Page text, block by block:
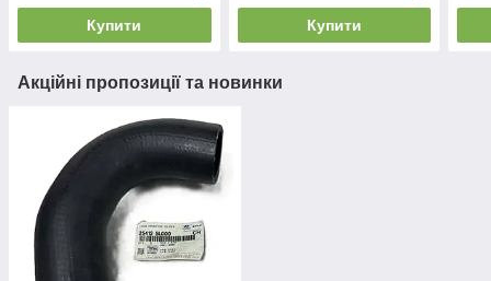
Купити Купити
Акційні пропозиції та новинки